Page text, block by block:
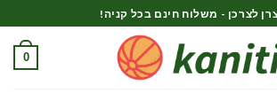
לצרכן - משלוח חינם בכל קניה!
0